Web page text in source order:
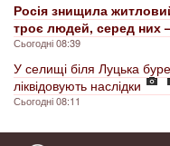
Росія знищила
троє людей, серед них
Сьогодні 08:39
У селищі біля Луцька
ліквідовують наслідки
Сьогодні 08:11